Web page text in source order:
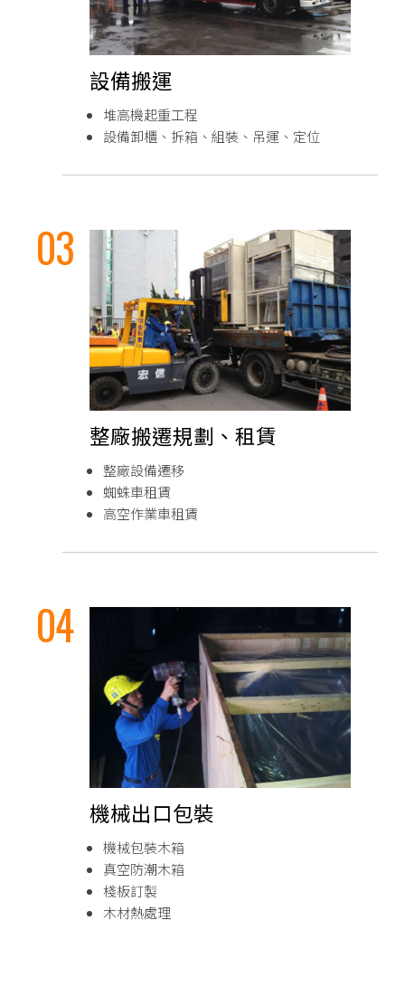
設備搬運
堆高機起重工程
設備卸櫃、拆箱、組裝、吊運、定位
整廠搬遷規劃、租賃
整廠設備遷移
蜘蛛車租賃
高空作業車租賃
機械出口包裝
機械包裝木箱
真空防潮木箱
棧板訂製
木材熱處理